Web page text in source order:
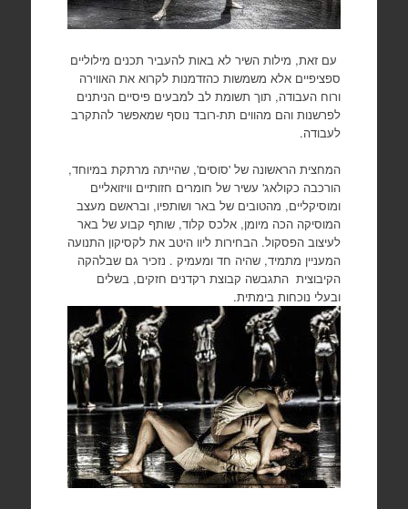
עם זאת, מילות השיר לא באות להעביר תכנים מילוליים
ספציפיים אלא משמשות כהזדמנות לקרוא את האווירה
ורוח העבודה, תוך תשומת לב למבעים פיסיים הניתנים
לפרשנות והם מהווים תת-רובד נוסף שמאפשר להתקרב
לעבודה.
המחצית הראשונה של 'סוסים', שהייתה מרתקת במיוחד,
הורכבה כקולאג' עשיר של חומרים חזותיים וויזואליים
ומוסיקליים, מהטובים של באר ושותפיו, ובראשם מעצב
המוסיקה הכה מיומן, אלכס קלוד, שותף קבוע של באר
לעיצוב הפסקול. הבחירות ליוו היטב את לקסיקון התנועה
המעניין מתמיד, שהיה חד ומעמיק . נזכיר גם שבלהקה
הקיבוצית התגבשה קבוצת רקדנים חזקים, בשלים
ובעלי נוכחות בימתית.